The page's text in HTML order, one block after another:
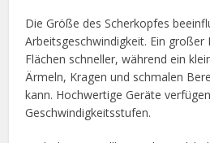
Die Größe des Scherkopfes
Arbeitsgeschwindigkeit. Ein
Flächen schneller, während ein
Ärmeln, Kragen und schmalen
kann. Hochwertige Geräte
Geschwindigkeitsstufen.